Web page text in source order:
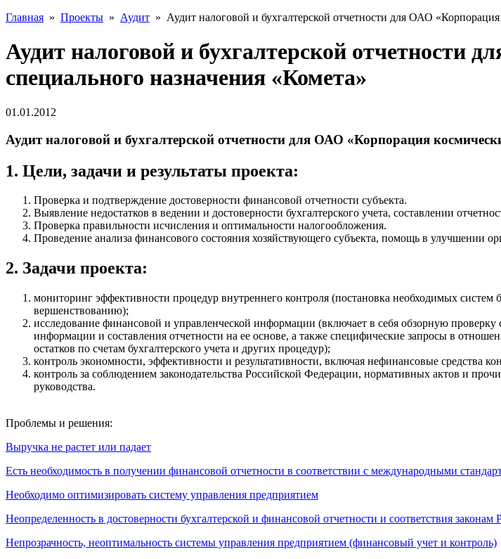
Главная » Проекты » Аудит » Аудит налоговой и бухгалтерской отчетности для ОАО
Аудит налоговой и бухгалтерской отчетности
специального назначения «Комета»
01.01.2012
Аудит налоговой и бухгалтерской отчетности для ОАО «Корпорация
1. Цели, задачи и результаты проекта:
Проверка и подтверждение достоверности финансовой отчетности субъекта.
Выявление недостатков в ведении и достоверности бухгалтерского учета, составлении
Проверка правильности исчисления и оптимальности налогообложения.
Проведение анализа финансового состояния хозяйствующего субъекта, помощь в улучшении
2. Задачи проекта:
мониторинг эффективности процедур внутреннего контроля (постановка необходимых систем
вершенствованию);
исследование финансовой и управленческой информации (включает в себя обзорную
информации и составления отчетности на ее основе, а также специфические запросы в
остатков по счетам бухгалтерского учета и других процедур);
контроль экономности, эффективности и результативности, включая нефинансовые средства
контроль за соблюдением законодательства Российской Федерации, нормативных актов и
руководства.
Проблемы и решения:
Выручка не растет или падает
Есть необходимость в получении финансовой отчетности в соответствии с международными
Необходимо оптимизировать систему управления предприятием
Неопределенность в достоверности бухгалтерской и финансовой отчетности и соответствия законам
Непрозрачность, неоптимальность системы управления предприятием (финансовый учет и контроль)